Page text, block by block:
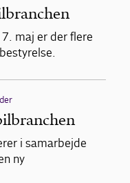
maj er der flere
i samarbejde
ny